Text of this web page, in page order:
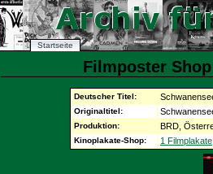
Startseite
Filmposter
Deutscher Titel:
Originaltitel:
Produktion: BRD,
Kinoplakate-Shop: 1 Filmplakate